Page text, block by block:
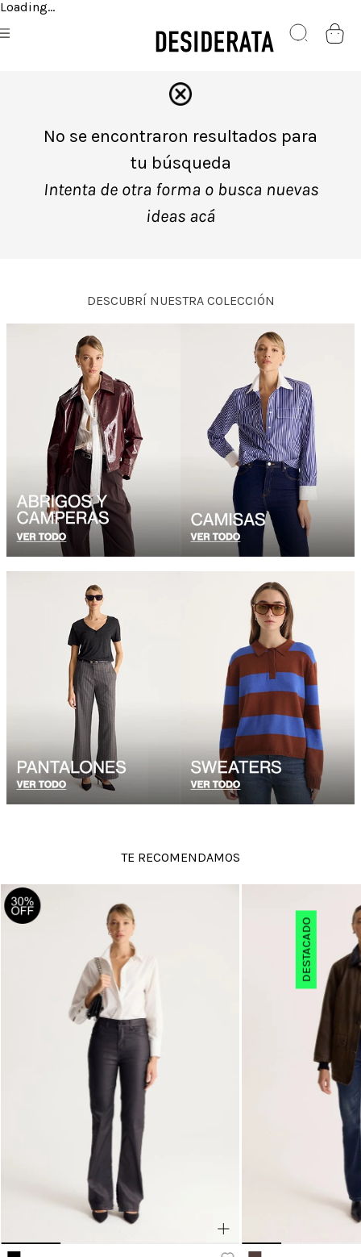
Loading...
No se encontraron resultados para
tu búsqueda
Intenta de otra forma o busca nuevas
ideas acá
DESCUBRÍ NUESTRA COLECCIÓN
TE RECOMENDAMOS
DESTACADO